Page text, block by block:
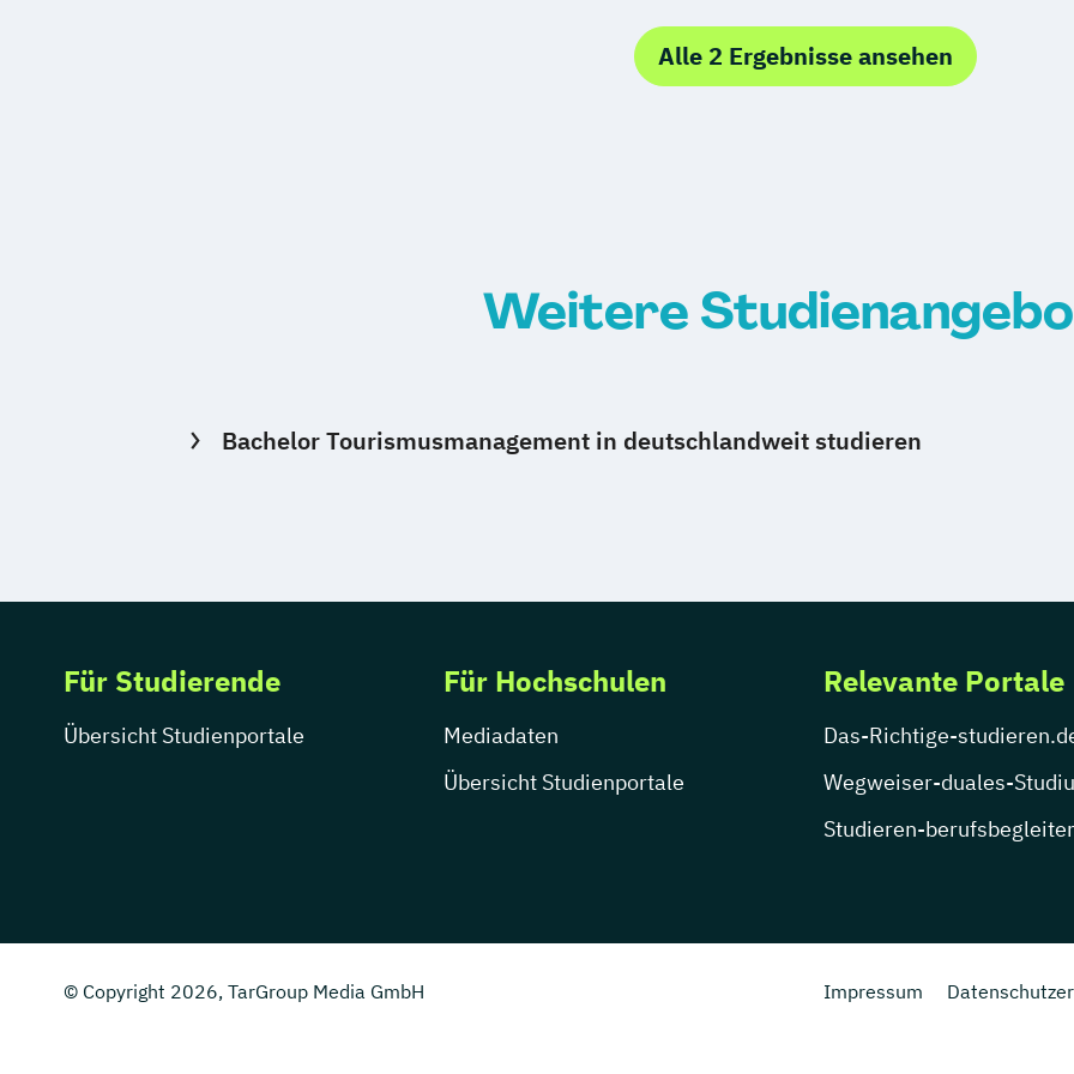
Alle 2 Ergebnisse ansehen
Weitere
Bachelor Tourismusmanagement in deutschlandweit studieren
Für Studierende
Übersicht Studienportale
Für Hochschulen
Mediadaten
Übersicht Studienportale
Relevante Portale
Das-Richtige-
Wegweiser-duales-
Studieren-
© Copyright 2026, TarGroup Media GmbH Impressum